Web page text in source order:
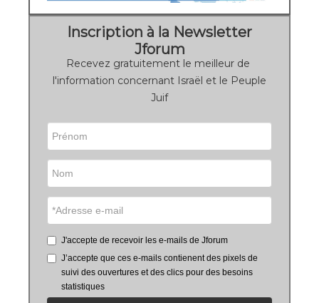
Inscription à la Newsletter
Jforum
Recevez gratuitement le meilleur de
l'information concernant Israël et le Peuple
Juif
J'accepte de recevoir les e-mails de Jforum
J’accepte que ces e-mails contienent des pixels de
suivi des ouvertures et des clics pour des besoins
statistiques